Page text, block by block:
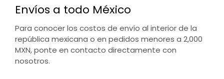
Envíos a todo México
Para conocer los costos de envío al interior de la
república mexicana o en pedidos menores a 2,000
MXN, ponte en contacto directamente con
nosotros.